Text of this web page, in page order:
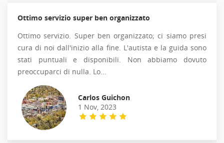
Ottimo servizio super ben organizzato
Ottimo servizio. Super ben organizzato; ci siamo presi
cura di noi dall'inizio alla fine. L'autista e la guida sono
stati puntuali e disponibili. Non abbiamo dovuto
preoccuparci di nulla. Lo...
Carlos Guichon
1 Nov, 2023